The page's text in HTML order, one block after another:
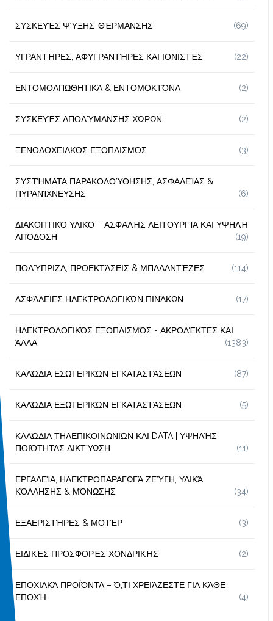
ΣΥΣΚΕΥΈΣ ΨΎΞΗΣ-ΘΈΡΜΑΝΣΗΣ (69)
ΥΓΡΑΝΤΉΡΕΣ, ΑΦΥΓΡΑΝΤΉΡΕΣ ΚΑΙ ΙΟΝΙΣΤΈΣ (22)
ΕΝΤΟΜΟΑΠΩΘΗΤΙΚΆ & ΕΝΤΟΜΟΚΤΌΝΑ (2)
ΣΥΣΚΕΥΈΣ ΑΠΟΛΎΜΑΝΣΗΣ ΧΏΡΩΝ (2)
ΞΕΝΟΔΟΧΕΙΑΚΌΣ ΕΞΟΠΛΙΣΜΌΣ (3)
ΣΥΣΤΉΜΑΤΑ ΠΑΡΑΚΟΛΟΎΘΗΣΗΣ, ΑΣΦΑΛΕΊΑΣ &
ΠΥΡΑΝΊΧΝΕΥΣΗΣ
(6)
ΔΙΑΚΟΠΤΙΚΌ ΥΛΙΚΌ – ΑΣΦΑΛΉΣ ΛΕΙΤΟΥΡΓΊΑ ΚΑΙ ΥΨΗΛΉ
ΑΠΌΔΟΣΗ
(19)
ΠΟΛΎΠΡΙΖΑ, ΠΡΟΕΚΤΆΣΕΙΣ & ΜΠΑΛΑΝΤΈΖΕΣ (114)
ΑΣΦΆΛΕΙΕΣ ΗΛΕΚΤΡΟΛΟΓΙΚΏΝ ΠΙΝΆΚΩΝ (17)
ΗΛΕΚΤΡΟΛΟΓΙΚΌΣ ΕΞΟΠΛΙΣΜΌΣ - ΑΚΡΟΔΈΚΤΕΣ ΚΑΙ
ΆΛΛΑ
(1383)
ΚΑΛΏΔΙΑ ΕΣΩΤΕΡΙΚΏΝ ΕΓΚΑΤΑΣΤΆΣΕΩΝ (87)
ΚΑΛΏΔΙΑ ΕΞΩΤΕΡΙΚΏΝ ΕΓΚΑΤΑΣΤΆΣΕΩΝ (5)
ΚΑΛΏΔΙΑ ΤΗΛΕΠΙΚΟΙΝΩΝΙΏΝ ΚΑΙ DATA | ΥΨΗΛΉΣ
ΠΟΙΌΤΗΤΑΣ ΔΙΚΤΎΩΣΗ
(11)
ΕΡΓΑΛΕΊΑ, ΗΛΕΚΤΡΟΠΑΡΑΓΩΓΆ ΖΕΎΓΗ, ΥΛΙΚΆ
ΚΌΛΛΗΣΗΣ & ΜΌΝΩΣΗΣ
(34)
ΕΞΑΕΡΙΣΤΉΡΕΣ & ΜΟΤΈΡ (3)
ΕΙΔΙΚΈΣ ΠΡΟΣΦΟΡΈΣ ΧΟΝΔΡΙΚΉΣ (2)
ΕΠΟΧΙΑΚΆ ΠΡΟΪΌΝΤΑ – Ό,ΤΙ ΧΡΕΙΆΖΕΣΤΕ ΓΙΑ ΚΆΘΕ
ΕΠΟΧΉ
(4)